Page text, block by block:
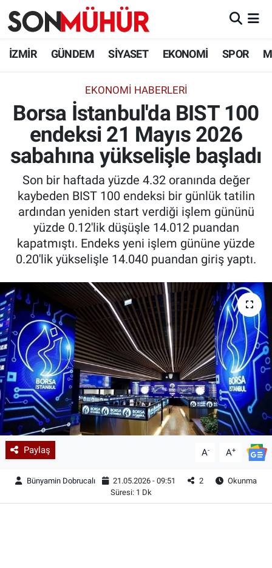
İZMİR GÜNDEM SİYASET EKONOMİ SPOR
EKONOMI HABERLERI
Borsa İstanbul'da BIST 100
endeksi 21 Mayıs 2026
sabahına yükselişle başladı
Son bir haftada yüzde 4.32 oranında değer
kaybeden BIST 100 endeksi bir günlük tatilin
ardından yeniden start verdiği işlem gününü
yüzde 0.12'lik düşüşle 14.012 puandan
kapatmıştı. Endeks yeni işlem gününe yüzde
0.20'lik yükselişle 14.040 puandan giriş yaptı.
Paylaş A- A+
Bünyamin Dobrucalı 21.05.2026 - 09:51 2
Okunma
Süresi: 1 Dk
İzmir Nöbetçi Eczaneler
İzmir Namaz Vakitleri
İzmir Trafik Yoğunluk Haritası
Süper Lig Puan Durumu ve Fikstür
Tüm Manşetler
Son Dakika Haberleri
Haber Arşivi